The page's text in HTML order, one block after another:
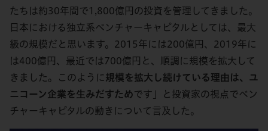
たちは約30年間で1,800億円の投資を管理してきました。
日本における独立系ベンチャーキャピタルとしては、最大
級の規模だと思います。2015年には200億円、2019年に
は400億円、最近では700億円と、順調に規模を拡大して
きました。このように 規模を拡大し続けている理由は、ユ
ニコーン企業を生みだすためです」と投資家の視点でベン
チャーキャピタルの動きについて言及した。